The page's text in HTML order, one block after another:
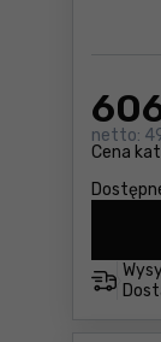
Cena
netto: